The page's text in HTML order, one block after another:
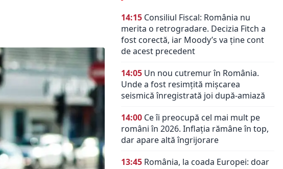
14:15 Consiliul Fiscal: România nu
merita o retrogradare. Decizia Fitch a
fost corectă, iar Moody’s va ține cont
de acest precedent
14:05 Un nou cutremur în România.
Unde a fost resimțită mișcarea
seismică înregistrată joi după-amiază
14:00 Ce îi preocupă cel mai mult pe
români în 2026. Inflația rămâne în top,
dar apare altă îngrijorare
13:45 România, la coada Europei: doar